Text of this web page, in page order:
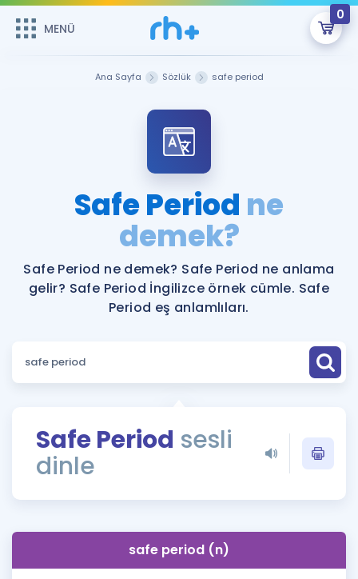
MENÜ
0
Şifremi Hatırlamıyorum
Sepetin Şu An Boş.
Remzi Hoca ile seni sınava hazırlayacak onlarca eğitim seni
bekliyor!
MENÜ
Katılımcı Görüşleri
Faydalı Araçlar
Ücretsiz Kaynaklar
Puan Hesaplama
ÖSYM Sınav Takvimi
Kampanyalar
İngilizce Gramer
İngilizce Gramer
Ana Sayfa Sözlük safe period
Safe Period ne
demek?
Safe Period ne demek? Safe Period ne anlama
gelir? Safe Period İngilizce örnek cümle. Safe
Period eş anlamlıları.
Safe Period sesli
dinle
safe period (n)